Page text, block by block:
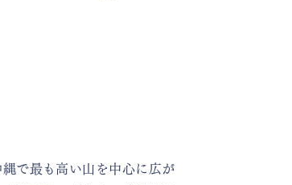
で最も高い山を中心に広が